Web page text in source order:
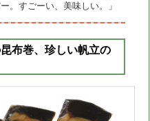
。すごーい、美味しい。」
布巻、珍しい帆立の